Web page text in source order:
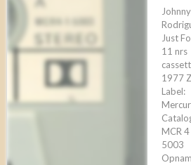
Johnny
Just
11 nrs
1977
Label:
MCR
5003